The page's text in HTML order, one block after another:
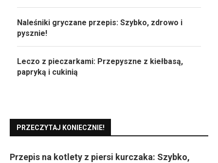
Naleśniki gryczane przepis: Szybko, zdrowo i
pysznie!
Leczo z pieczarkami: Przepyszne z kiełbasą,
papryką i cukinią
PRZECZYTAJ KONIECZNIE!
Przepis na kotlety z piersi kurczaka: Szybko,